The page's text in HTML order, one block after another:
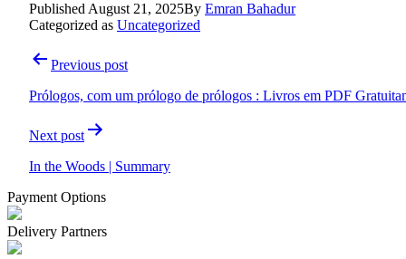
Published August 21, 2025By Emran Bahadur
Categorized as Uncategorized
Post
navigation
Previous post
Prólogos, com um prólogo de prólogos : Livros em PDF
Next post
In the Woods | Summary
Payment Options
Delivery Partners